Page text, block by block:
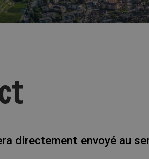
directement envoyé au